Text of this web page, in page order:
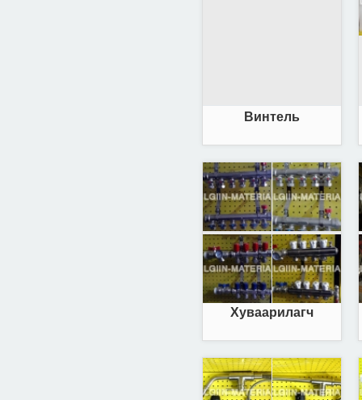
Винтель
Хуваарилагч